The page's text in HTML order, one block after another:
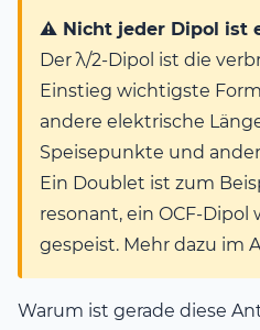
⚠️ Nicht jeder Dipol ist
Der λ/2-Dipol ist die
Einstieg wichtigste
andere elektrische
Speisepunkte und
Ein Doublet ist zum
resonant, ein OCF-
gespeist. Mehr dazu im
Warum ist gerade diese